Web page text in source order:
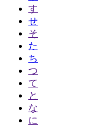
す
せ
そ
た
ち
つ
て
と
な
に